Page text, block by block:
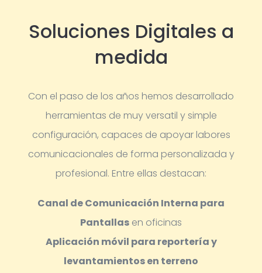
Soluciones Digitales a
medida
Con el paso de los años hemos desarrollado
herramientas de muy versatil y simple
configuración, capaces de apoyar labores
comunicacionales de forma personalizada y
profesional. Entre ellas destacan:
Canal de Comunicación Interna para
Pantallas en oficinas
Aplicación móvil para reportería y
levantamientos en terreno